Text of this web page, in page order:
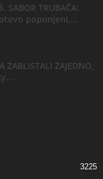
SABOR TRUBAČA:
popunjeni,...
ZABLISTALI ZAJEDNO,
3225